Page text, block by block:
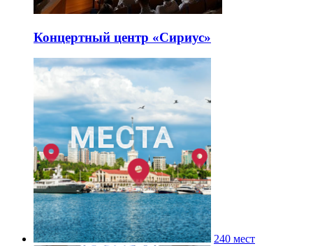
Концертный центр «Сириус»
240 мест